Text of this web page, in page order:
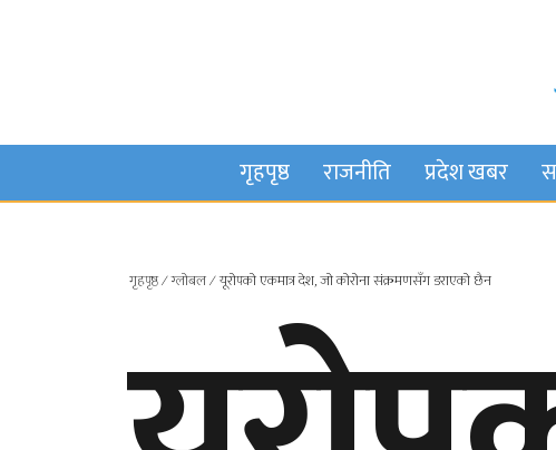
गृहपृष्ठ राजनीति प्रदेश खबर
गृहपृष्ठ∕ग्लोबल∕यूरोपको एकमात्र देश, जो कोरोना संक्रमणसँग डराएको छैन